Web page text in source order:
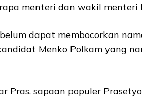
menteri dan wakil menteri
dapat membocorkan
Menko Polkam yang
Pras, sapaan populer